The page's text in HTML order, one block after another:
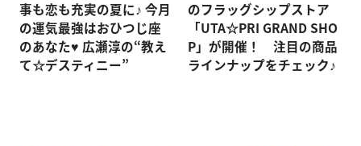
事も恋も充実の夏に♪ 今月
の運気最強はおひつじ座
のあなた♥ 広瀬淳の“教え
て☆デスティニー”
のフラッグシップストア
「UTA☆PRI GRAND SHO
P」が開催！ 注目の商品
ラインナップをチェック♪